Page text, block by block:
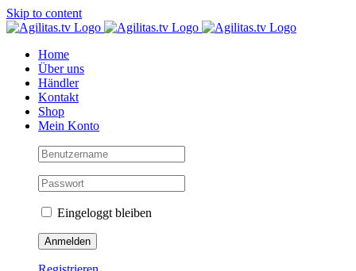
Skip to content
Home
Über uns
Händler
Kontakt
Shop
Mein Konto
Eingeloggt bleiben